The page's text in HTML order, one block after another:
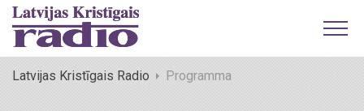
Latvijas Kristīgais Radio Programma